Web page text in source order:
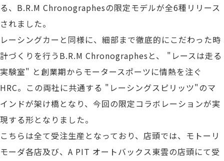
る、B.R.M Chronographesの限定モデルが全6種リリース
されました。
レーシングカーと同様に、細部まで徹底的にこだわった時
計づくりを行うB.R.M Chronographesと、 "レースは走る
実験室" と創業期からモータースポーツに情熱を注ぐ
HRC。この両社に共通する "レーシングスピリッツ"のマ
インドが架け橋となり、今回の限定コラボレーションが実
現する形となりました。
こちらは全て受注生産となっており、店頭では、モトーリ
モーダ各店及び、A PIT オートバックス東雲の店頭にて受